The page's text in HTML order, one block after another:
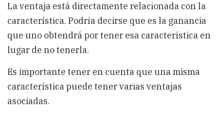
La ventaja está directamente relacionada con la
característica. Podría decirse que es la ganancia
que uno obtendrá por tener esa característica en
lugar de no tenerla.
Es importante tener en cuenta que una misma
característica puede tener varias ventajas
asociadas.